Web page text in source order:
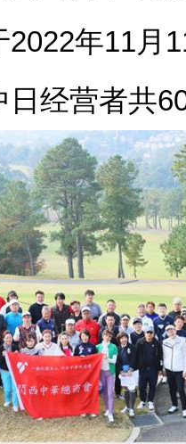
年11月
日经营者共